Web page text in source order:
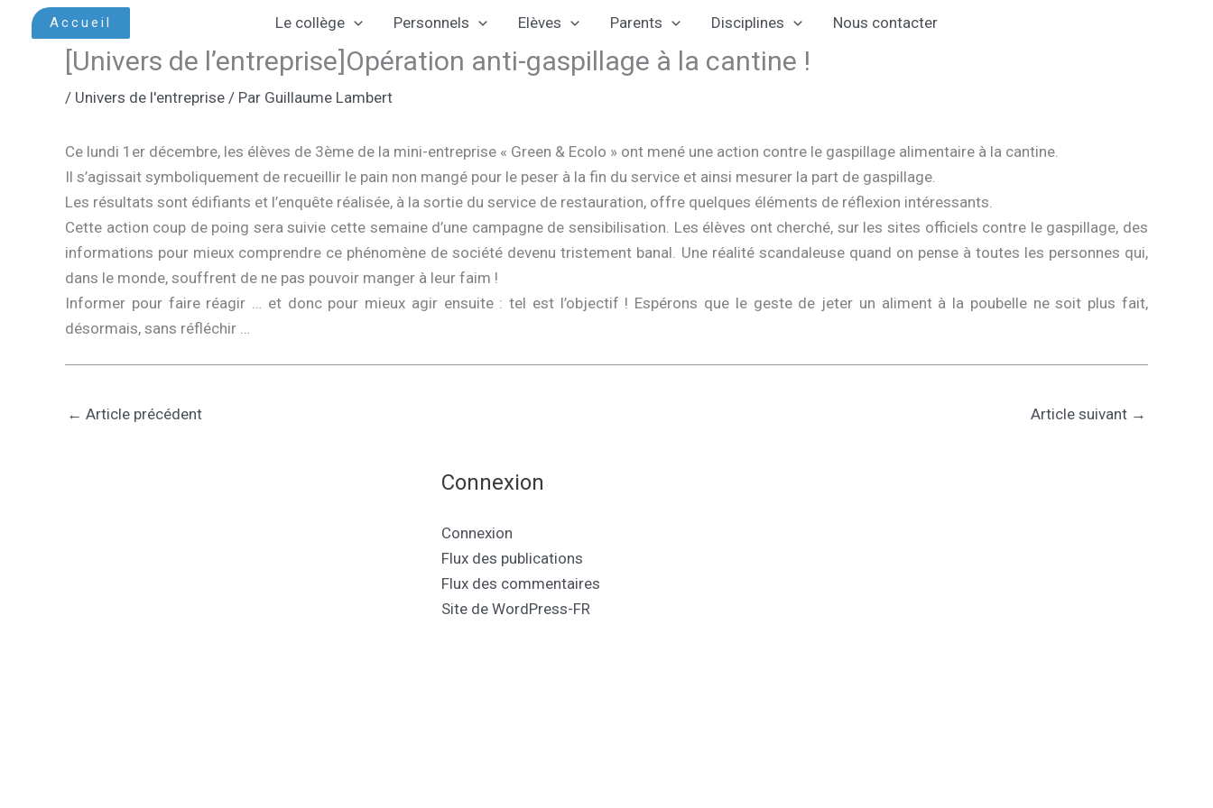
Accueil Le collège Personnels Elèves Parents Disciplines Nous contacter
[Univers de l’entreprise]Opération anti-gaspillage à la cantine !
/ Univers de l'entreprise / Par Guillaume Lambert
Ce lundi 1er décembre, les élèves de 3ème de la mini-entreprise « Green & Ecolo » ont mené une action contre le gaspillage alimentaire à la cantine.
Il s’agissait symboliquement de recueillir le pain non mangé pour le peser à la fin du service et ainsi mesurer la part de gaspillage.
Les résultats sont édifiants et l’enquête réalisée, à la sortie du service de restauration, offre quelques éléments de réflexion intéressants.
Cette action coup de poing sera suivie cette semaine d’une campagne de sensibilisation. Les élèves ont cherché, sur les sites officiels contre le gaspillage, des
informations pour mieux comprendre ce phénomène de société devenu tristement banal. Une réalité scandaleuse quand on pense à toutes les personnes qui,
dans le monde, souffrent de ne pas pouvoir manger à leur faim !
Informer pour faire réagir … et donc pour mieux agir ensuite : tel est l’objectif ! Espérons que le geste de jeter un aliment à la poubelle ne soit plus fait,
désormais, sans réfléchir …
← Article précédent Article suivant →
Connexion
Connexion
Flux des publications
Flux des commentaires
Site de WordPress-FR